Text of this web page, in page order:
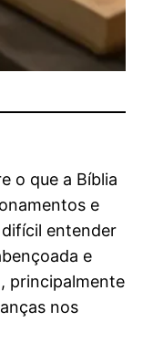
o que a Bíblia
e
entender
e
principalmente
nos